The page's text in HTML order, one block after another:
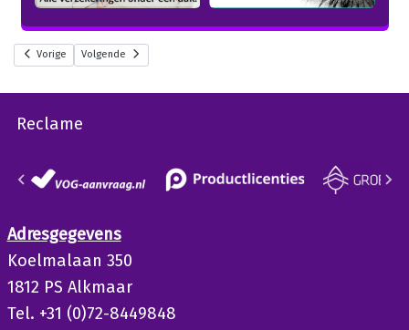
Vorige Volgende
Reclame
Adresgegevens
Koelmalaan 350
1812 PS Alkmaar
Tel. +31 (0)72-8449848